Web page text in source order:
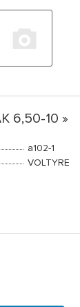
6,50-10 »
a102-1
VOLTYRE